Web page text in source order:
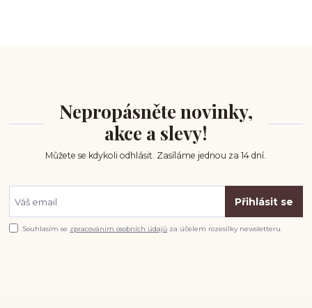
Nepropásněte novinky,
akce a slevy!
Můžete se kdykoli odhlásit. Zasíláme jednou za 14 dní.
Přihlásit se
Souhlasím se zpracováním osobních údajů za účelem rozesílky newsletteru.